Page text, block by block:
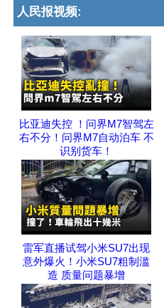
人民报视频:
比亚迪失控 ！问界M7智驾左
右不分！问界M7自动泊车 不
识别货车！
雷军直播试驾小米SU7出现
意外爆火！小米SU7粗制滥
造 质量问题暴增